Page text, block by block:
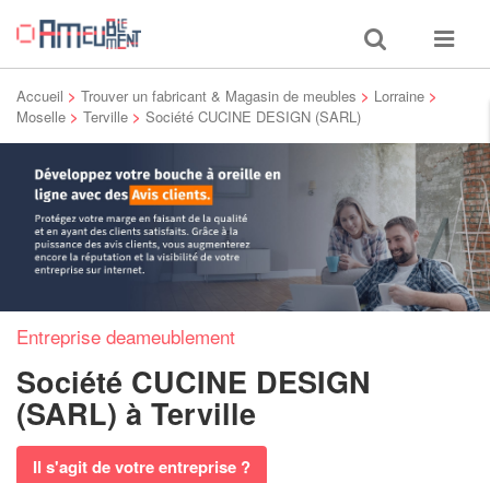
Toggle
search
Toggle
Accueil > Trouver un fabricant & Magasin de meubles > Lorraine >
Moselle > Terville > Société CUCINE DESIGN (SARL)
Entreprise deameublement
Société CUCINE DESIGN
(SARL) à Terville
Il s'agit de votre entreprise ?